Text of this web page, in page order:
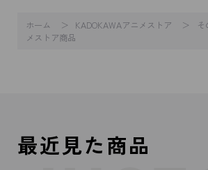
ホーム KADOKAWAアニメストア
メストア商品
最近見た商品